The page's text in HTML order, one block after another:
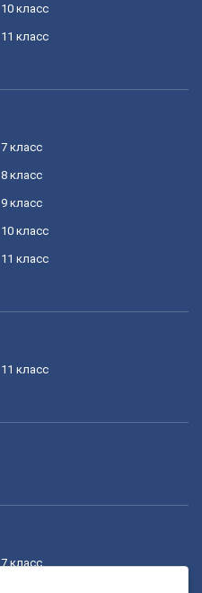
10 класс
11 класс
7 класс
8 класс
9 класс
10 класс
11 класс
11 класс
7 класс